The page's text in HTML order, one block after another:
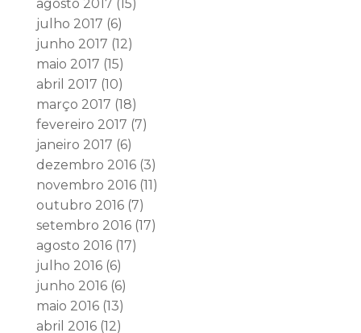
agosto 2017 (15)
julho 2017 (6)
junho 2017 (12)
maio 2017 (15)
abril 2017 (10)
março 2017 (18)
fevereiro 2017 (7)
janeiro 2017 (6)
dezembro 2016(3)
novembro 2016(11)
outubro 2016(7)
setembro 2016(17)
agosto 2016(17)
julho 2016(6)
junho 2016(6)
maio 2016(13)
abril 2016(12)